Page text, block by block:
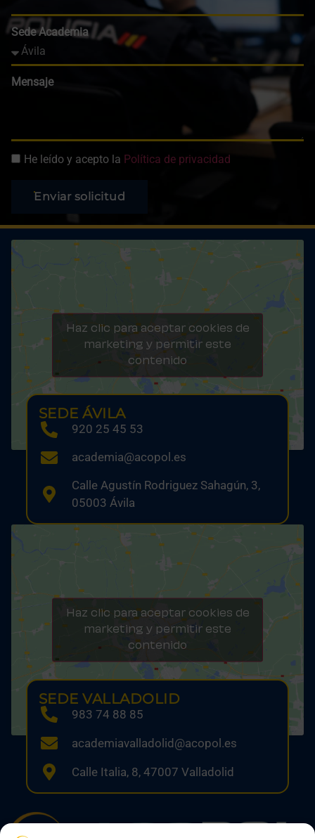
Sede Academia
Mensaje
He leído y acepto la Política de privacidad
Enviar solicitud
Haz clic para aceptar cookies de
marketing y permitir este
contenido
SEDE ÁVILA
920 25 45 53
academia@acopol.es
Calle Agustín Rodriguez Sahagún, 3,
05003 Ávila
Haz clic para aceptar cookies de
marketing y permitir este
contenido
SEDE VALLADOLID
983 74 88 85
academiavalladolid@acopol.es
Calle Italia, 8, 47007 Valladolid